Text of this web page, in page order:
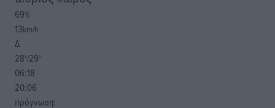
69%
13km/h
Δ
28°/29°
06:18
20:06
πρόγνωση: